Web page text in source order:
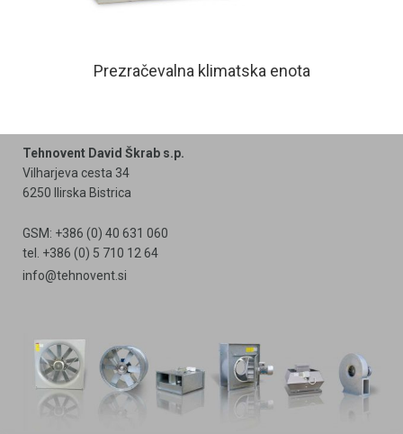
Prezračevalna klimatska enota
Tehnovent David Škrab s.p.
Vilharjeva cesta 34
6250 Ilirska Bistrica
GSM: +386 (0) 40 631 060
tel. +386 (0) 5 710 12 64
info@tehnovent.si